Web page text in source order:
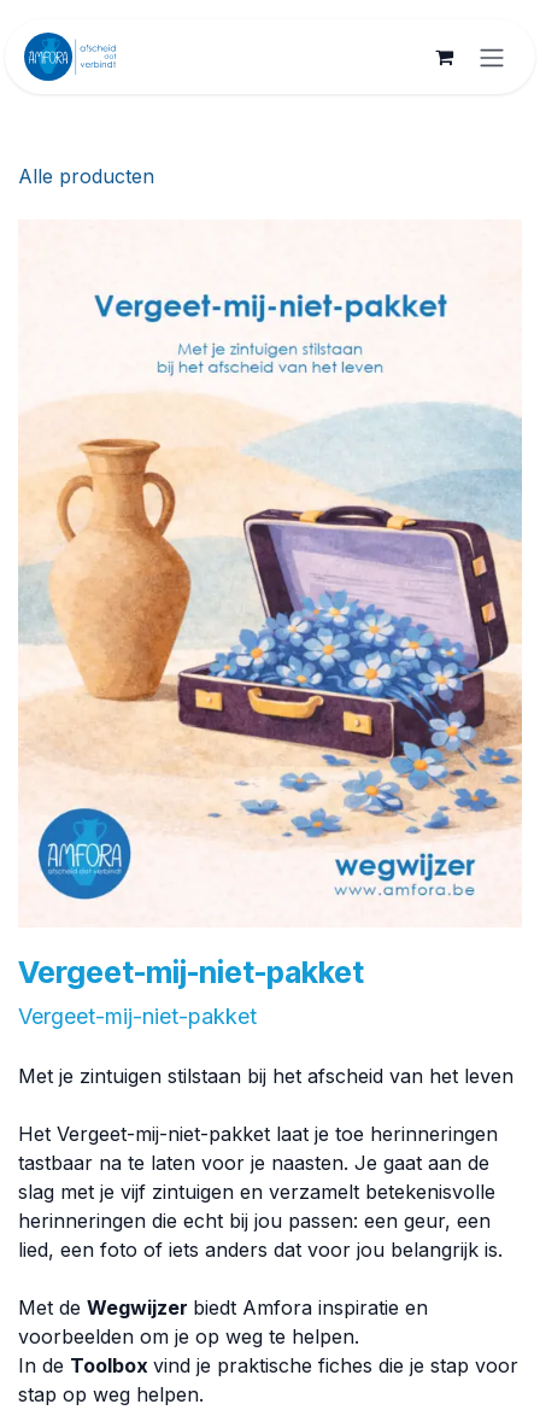
Alle producten
Vergeet-mij-niet-pakket
Vergeet-mij-niet-pakket
Met je zintuigen stilstaan bij het afscheid van het leven
Het Vergeet-mij-niet-pakket laat je toe herinneringen
tastbaar na te laten voor je naasten. Je gaat aan de
slag met je vijf zintuigen en verzamelt betekenisvolle
herinneringen die echt bij jou passen: een geur, een
lied, een foto of iets anders dat voor jou belangrijk is.
Met de Wegwijzer biedt Amfora inspiratie en
voorbeelden om je op weg te helpen.
In de Toolbox vind je praktische fiches die je stap voor
stap op weg helpen.